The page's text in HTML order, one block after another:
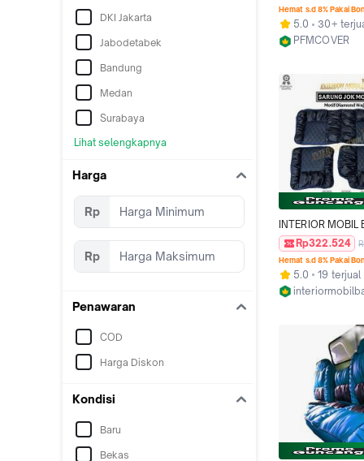
DKI Jakarta
Jabodetabek
Bandung
Medan
Surabaya
Lihat selengkapnya
Harga
Rp
Rp
Penawaran
COD
Harga Diskon
Kondisi
Baru
Bekas
t120ss ( Sofa
wajik)
Hemat s.d 8% Pakai
5.0
30+
PFMCOVER
INTERIOR MOBIL
Sarung Jok Mobil
Carry SS Granmax
L300 DLL Motif
Diamond Wajik
Quality Semi
Rp322.524
Hemat s.d 8% Pakai
5.0
19 terjual